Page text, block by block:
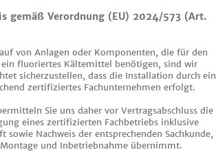
gemäß Verordnung (EU) 2024/573 (Art.
von Anlagen oder Komponenten, die für den
ein fluoriertes Kältemittel benötigen, sind wir
sicherzustellen, dass die Installation durch ein
zertifiziertes Fachunternehmen erfolgt.
Sie uns daher vor Vertragsabschluss die
eines zertifizierten Fachbetriebs inklusive
sowie Nachweis der entsprechenden Sachkunde,
und Inbetriebnahme übernimmt.